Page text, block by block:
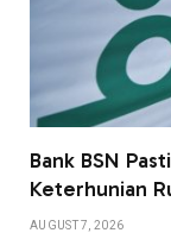
Bank BSN
Keterhunian
AUGUST 7, 2026